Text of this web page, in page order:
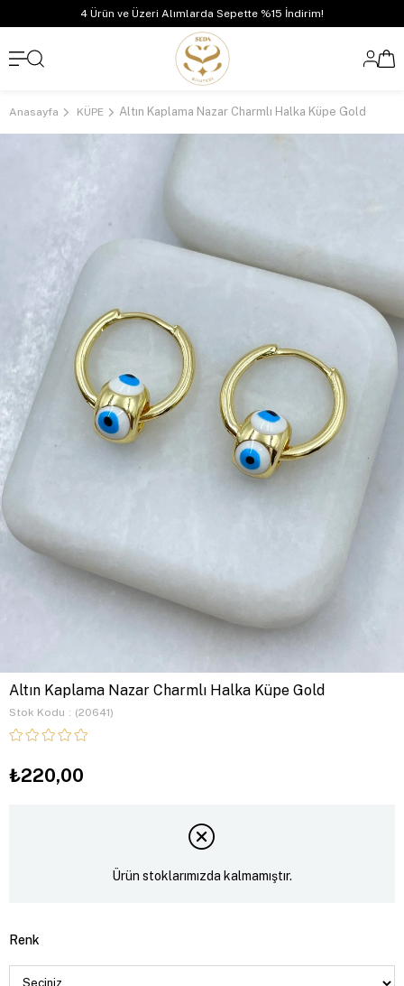
4 Ürün ve Üzeri Alımlarda Sepette %15 İndirim!
Anasayfa KÜPE Altın Kaplama Nazar Charmlı Halka Küpe Gold
Altın Kaplama Nazar Charmlı Halka Küpe Gold
Stok Kodu (20641)
₺220,00
Ürün stoklarımızda kalmamıştır.
Renk